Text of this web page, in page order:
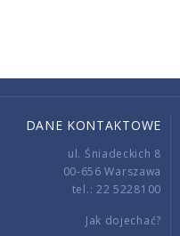
DANE KONTAKTOWE
ul. Śniadeckich 8
00-656 Warszawa
tel.: 22 5228100
Jak dojechać?